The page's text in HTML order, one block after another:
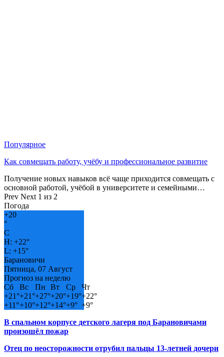
Популярное
Как совмещать работу, учёбу и профессиональное развитие
Получение новых навыков всё чаще приходится совмещать с
основной работой, учёбой в университете и семейными…
Prev Next 1 из 2
Погода
+20
°
C
H: +22°
L: +15°
Барановичи
Пятница, 07 Август
Прогноз на неделю
Сб
Вс Пн Вт Ср
Чт
+21°+21°+27°+20°+19°+22°
+11°+10°+12°+14°+9° +9°
В спальном корпусе детского лагеря под Барановичами
произошёл пожар
Отец по неосторожности отрубил пальцы 13-летней дочери